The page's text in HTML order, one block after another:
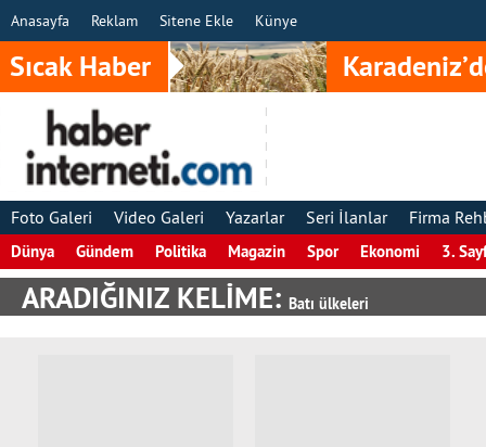
Anasayfa Reklam Sitene Ekle Künye
Sıcak Haber
Foto Galeri Video Galeri Yazarlar Seri İlanlar Firma
Dünya Gündem Politika Magazin Spor Ekonomi 3.
ARADIĞINIZ KELİME: Batı ülkeleri